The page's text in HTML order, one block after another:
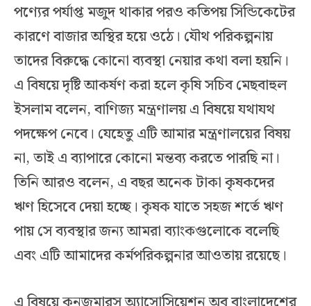
পণ্যের পর্যাপ্ত মজুদ থাকার পরও কতিপয় সিন্ডিকেটের
কারণে বাজার অস্থির হয়ে ওঠে। যৌথ পরিকল্পনায়
তাদের বিরুদ্ধে কোনো ব্যবস্থা নেয়ার কথা বলা হয়নি।
এ বিষয়ে দৃষ্টি আকর্ষণ করা হলে কৃষি সচিব মেছবাহুল
ইসলাম বলেন, বাণিজ্য মন্ত্রণালয় এ বিষয়ে যথাযথ
পদক্ষেপ নেবে। যেহেতু এটি আমার মন্ত্রণালয়ের বিষয়
না, তাই এ ব্যাপারে কোনো মন্তব্য করতে পারছি না।
তিনি আরও বলেন, এ বছর অনেক টাকা কৃষকদের
ঋণ হিসেবে দেয়া হচ্ছে। কৃষক যাতে সহজ শর্তে ঋণ
পায় সে ব্যবস্থার জন্য আমরা ব্যাংকগুলোকে বলেছি
এবং এটি আমাদের কর্মপরিকল্পনার আওতায় রয়েছে।